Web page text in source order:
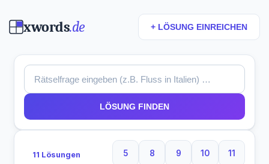
xwords.de + LÖSUNG EINREICHEN
LÖSUNG FINDEN
11 Lösungen 5
5 Buchstaben
8
8 Buchstaben
9
9 Buchstaben
10
10 Buchstaben
11
11